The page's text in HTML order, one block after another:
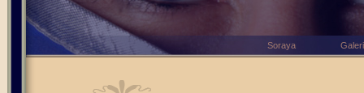
Soraya